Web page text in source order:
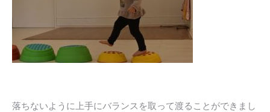
落ちないように上手にバランスを取って渡ることができまし